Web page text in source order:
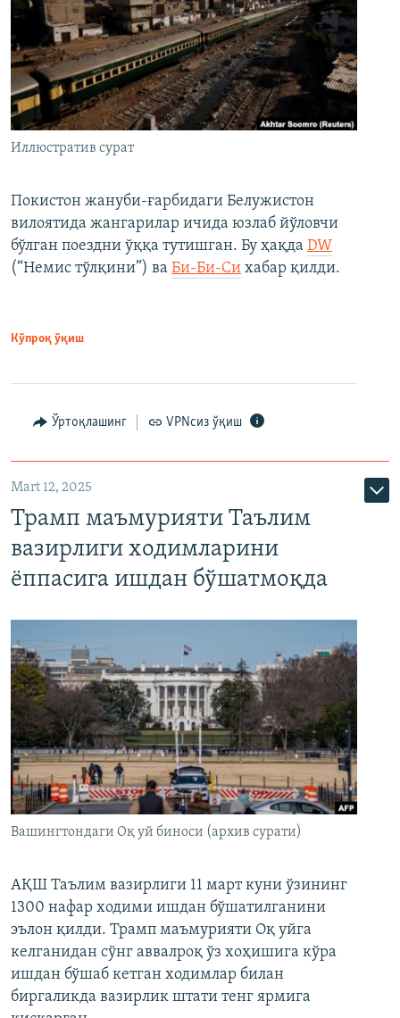
Иллюстратив сурат
Покистон жануби-ғарбидаги Белужистон
вилоятида жангарилар ичида юзлаб йўловчи
бўлган поездни ўққа тутишган. Бу ҳақда DW
(“Немис тўлқини”) ва Би-Би-Си хабар қилди.
Кўпроқ ўқиш
Ўртоқлашинг VPNсиз ўқиш
Mart 12, 2025
Трамп маъмурияти Таълим
вазирлиги ходимларини
ёппасига ишдан бўшатмоқда
Вашингтондаги Оқ уй биноси (архив сурати)
АҚШ Таълим вазирлиги 11 март куни ўзининг
1300 нафар ходими ишдан бўшатилганини
эълон қилди. Трамп маъмурияти Оқ уйга
келганидан сўнг аввалроқ ўз хоҳишига кўра
ишдан бўшаб кетган ходимлар билан
биргаликда вазирлик штати тенг ярмига